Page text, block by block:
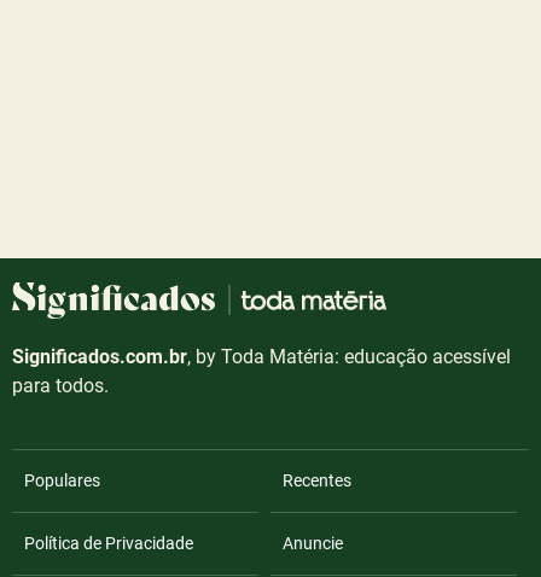
Significados.com.br, by Toda Matéria: educação acessível
para todos.
Populares Recentes
Política de Privacidade Anuncie